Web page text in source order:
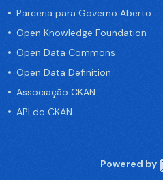
Parceria para Governo Aberto
Open Knowledge Foundation
Open Data Commons
Open Data Definition
Associação CKAN
API do CKAN
Powered by